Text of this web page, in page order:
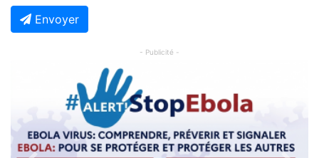
Envoyer
- Publicité -